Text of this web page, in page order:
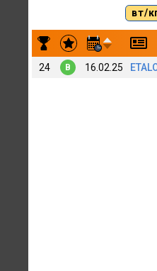
вт/
Результаты заездов Tema Smith
24 B 16.02.25